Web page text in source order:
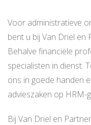
Voor administratieve
bent u bij Van Driel en
Behalve financiële
specialisten in dienst.
ons in goede handen
advieszaken op HRM-
Bij Van Driel en